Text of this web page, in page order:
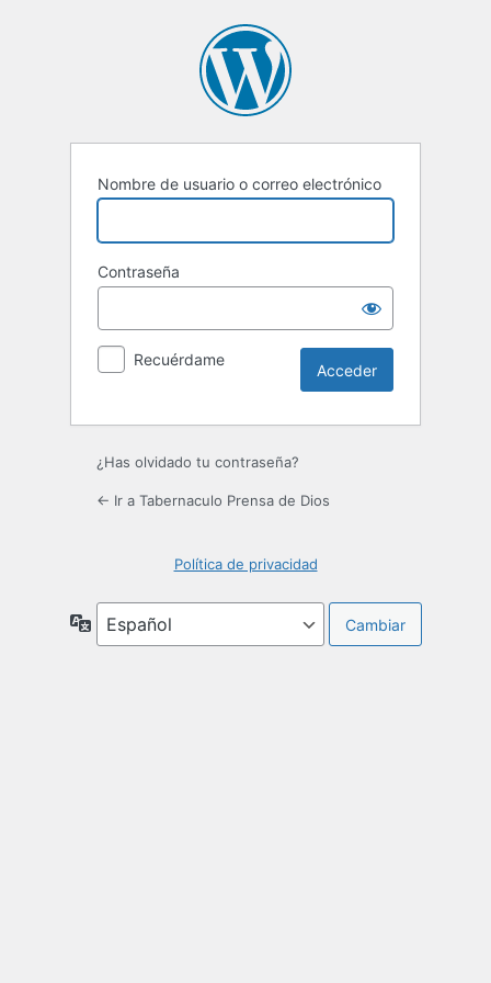
Nombre de usuario o correo electrónico
Contraseña
Recuérdame
¿Has olvidado tu contraseña?
← Ir a Tabernaculo Prensa de Dios
Política de privacidad
Idioma